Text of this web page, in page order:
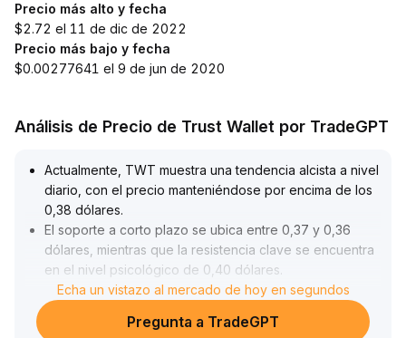
Precio más alto y fecha
$2.72 el 11 de dic de 2022
Precio más bajo y fecha
$0.00277641 el 9 de jun de 2020
Análisis de Precio de Trust Wallet por TradeGPT
Actualmente, TWT muestra una tendencia alcista a nivel
diario, con el precio manteniéndose por encima de los
0,38 dólares.
El soporte a corto plazo se ubica entre 0,37 y 0,36
dólares, mientras que la resistencia clave se encuentra
en el nivel psicológico de 0,40 dólares
El ajuste en el límite de préstamos refuerza el control
de riesgos, lo que ayuda a mejorar la estructura de
liquidez y no representa un factor negativo
Echa un vistazo al mercado de hoy en segundos
Pregunta a TradeGPT